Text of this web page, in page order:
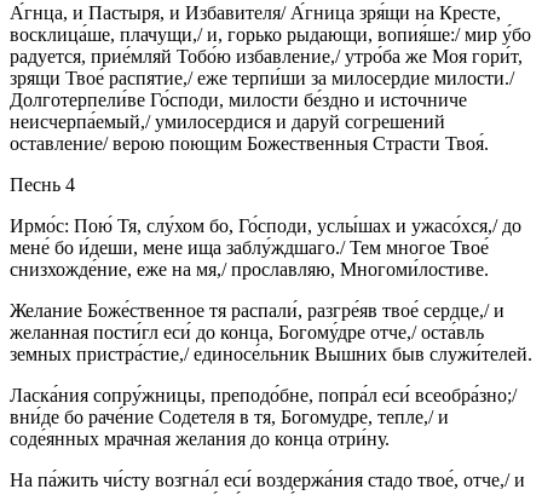
А́гнца, и Пастыря, и Избавителя/ А́гница зря́щи на Кресте,
восклица́ше, плачущи,/ и, горько рыдающи, вопия́ше:/ мир у́бо
радуется, прие́мляй Тобо́ю избавление,/ утро́ба же Моя гори́т,
зрящи Твое́ распятие,/ еже терпи́ши за милосердие милости./
Долготерпели́ве Го́споди, милости бе́здно и источниче
неисчерпа́емый,/ умилосердися и даруй согрешений
оставление/ верою поющим Божественныя Страсти Твоя́.
Песнь 4
Ирмо́с: Пою́ Тя, слу́хом бо, Го́споди, услы́шах и ужасо́хся,/ до
мене́ бо и́деши, мене ища заблу́ждшаго./ Тем многое Твое́
снизхожде́ние, еже на мя,/ прославляю, Многоми́лостиве.
Желание Боже́ственное тя распали́, разгре́яв твое́ сердце,/ и
желанная пости́гл еси́ до конца, Богому́дре отче,/ оста́вль
земных пристра́стие,/ единосе́льник Вышних быв служи́телей.
Ласка́ния сопру́жницы, преподо́бне, попра́л еси́ всеобра́зно;/
вни́де бо раче́ние Содетеля в тя, Богомудре, тепле,/ и
соде́янных мрачная желания до конца отри́ну.
На па́жить чи́сту возгна́л еси́ воздержа́ния стадо твое́, отче,/ и